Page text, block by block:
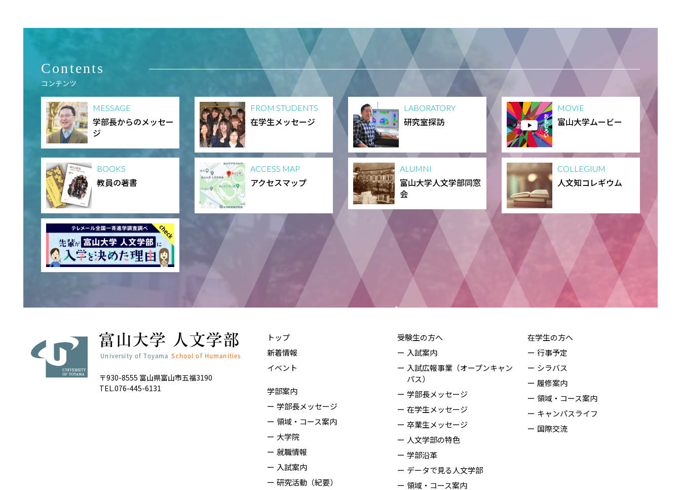
Contents
コンテンツ
MESSAGE
学部長からのメッセー
ジ
FROM STUDENTS
在学生メッセージ
LABORATORY
研究室探訪
MOVIE
富山大学ムービー
BOOKS
教員の著書
ACCESS MAP
アクセスマップ
ALUMNI
富山大学人文学部同窓
会
COLLEGIUM
人文知コレギウム
トップ
新着情報
イベント
学部案内
学部長メッセージ
領域・コース案内
大学院
就職情報
入試案内
研究活動（紀要）
受験生の方へ
入試案内
入試広報事業（オープンキャン
パス）
学部長メッセージ
在学生メッセージ
卒業生メッセージ
人文学部の特色
学部沿革
データで見る人文学部
領域・コース案内
在学生の方へ
行事予定
シラバス
履修案内
領域・コース案内
キャンパスライフ
国際交流
〒930-8555 富山県富山市五福3190
TEL.076-445-6131